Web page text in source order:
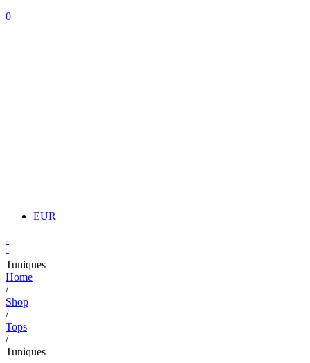
0
EUR
-
-
Tuniques
Home
/
Shop
/
Tops
/
Tuniques